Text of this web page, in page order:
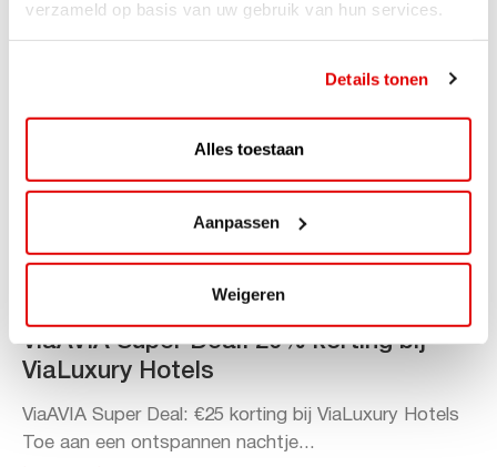
verzameld op basis van uw gebruik van hun services.
Details tonen
Alles toestaan
Aanpassen
Weigeren
ViaAVIA Super Deal: 20% korting bij
ViaLuxury Hotels
ViaAVIA Super Deal: €25 korting bij ViaLuxury Hotels
Toe aan een ontspannen nachtje...